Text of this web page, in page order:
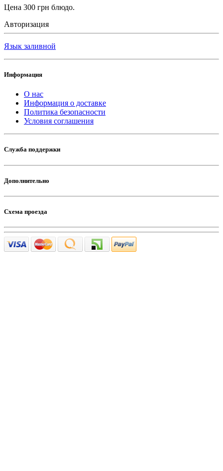
Цена 300 грн блюдо.
Авторизация
Язык заливной
Информация
О нас
Информация о доставке
Политика безопасности
Условия соглашения
Служба поддержки
Дополнительно
Схема проезда